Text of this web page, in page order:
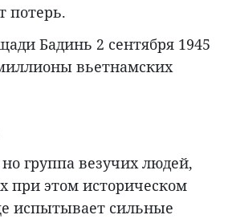
потерь.
Бадинь 2 сентября 1945
вьетнамских
группа везучих людей,
при этом историческом
испытывает сильные